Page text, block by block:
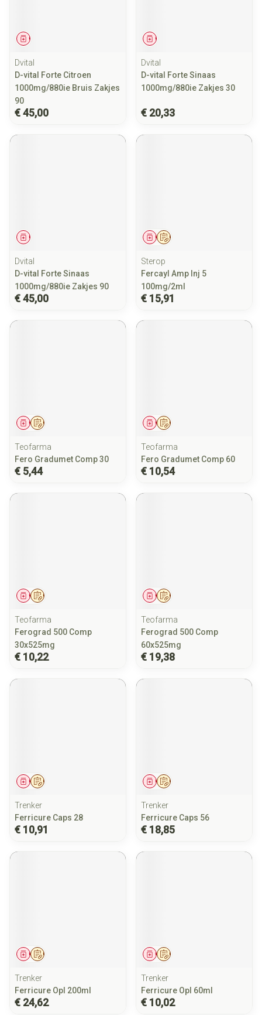
Geneesmiddel
Dvital
D-vital Forte Citroen
1000mg/880ie Bruis Zakjes
90
€ 45,00
Geneesmiddel
Dvital
D-vital Forte Sinaas
1000mg/880ie Zakjes 30
€ 20,33
Geneesmiddel
Dvital
D-vital Forte Sinaas
1000mg/880ie Zakjes 90
€ 45,00
Op voorschrift
Geneesmiddel
Sterop
Fercayl Amp Inj 5
100mg/2ml
€ 15,91
Op voorschrift
Geneesmiddel
Teofarma
Fero Gradumet Comp 30
€ 5,44
Op voorschrift
Geneesmiddel
Teofarma
Fero Gradumet Comp 60
€ 10,54
Op voorschrift
Geneesmiddel
Teofarma
Ferograd 500 Comp
30x525mg
€ 10,22
Op voorschrift
Geneesmiddel
Teofarma
Ferograd 500 Comp
60x525mg
€ 19,38
Op voorschrift
Geneesmiddel
Trenker
Ferricure Caps 28
€ 10,91
Op voorschrift
Geneesmiddel
Trenker
Ferricure Caps 56
€ 18,85
Op voorschrift
Geneesmiddel
Trenker
Ferricure Opl 200ml
€ 24,62
Op voorschrift
Geneesmiddel
Trenker
Ferricure Opl 60ml
€ 10,02